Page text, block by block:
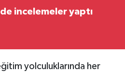
incelemeler yaptı
yolculuklarında her